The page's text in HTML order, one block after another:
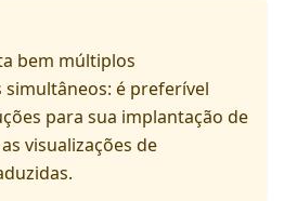
bem múltiplos
é preferível
para sua implantação de
visualizações de